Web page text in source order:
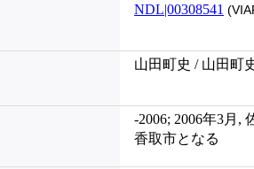
NDL|00308541
山田町史 / 山田町
-2006; 2006年3月,
香取市となる